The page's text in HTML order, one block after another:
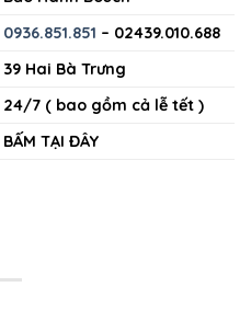
0936.851.851 – 02439.010.688
39 Hai Bà Trưng
24/7 ( bao gồm cả lễ tết )
BẤM TẠI ĐÂY